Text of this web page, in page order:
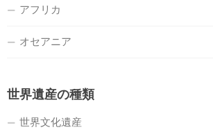
アフリカ
オセアニア
世界遺産の種類
世界文化遺産